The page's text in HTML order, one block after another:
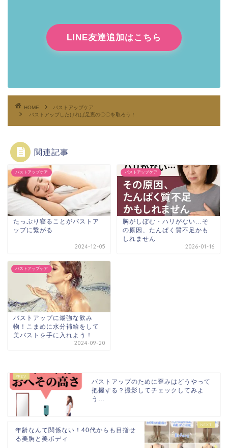
LINE友達追加はこちら
HOME
バストアップケア
バストアップしたければ足裏の〇〇を取ろう！
関連記事
バストアップケア
たっぷり寝ることがバストア
ップに繋がる
2024-12-05
バストアップケア
胸がしぼむ・ハリがない…そ
の原因、たんぱく質不足かも
しれません
2026-01-16
バストアップケア
バストアップに最強な飲み
物！こまめに水分補給をして
美バストを手に入れよう！
2024-09-20
バストアップのために歪みはどうやって
把握する？撮影してチェックしてみよ
う...
年齢なんて関係ない！40代からも目指せ
る美胸と美ボディ